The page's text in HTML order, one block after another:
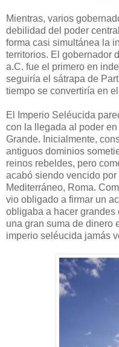
Mientras, varios
debilidad del poder
forma casi simultánea la
territorios. El gobernador
a.C. fue el primero en
seguiría el sátrapa de
tiempo se convertiría en
El Imperio Seléucida
con la llegada al poder en
Grande. Inicialmente,
antiguos dominios
reinos rebeldes, pero
acabó siendo vencido por
Mediterráneo, Roma.
vio obligado a firmar un
obligaba a hacer
una gran suma de dinero
imperio seléucida jamás